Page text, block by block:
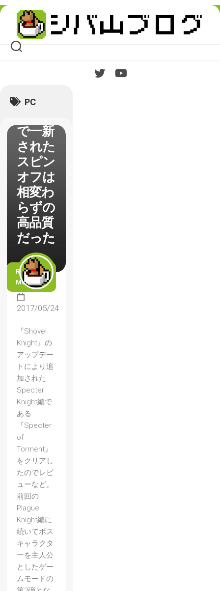
Skip
content
PC
Torme
nt』レ
ビュ
ー 大
り抜け
るアク
で一新
された
スピン
オフは
相変わ
らずの
高品質
だった
READ
MORE
2017/05/24
『Shovel
Knight』の
アップデー
トにより追
加された
Specter
Knight編で
ある
『Specter
of
Torment』
をクリアし
たのでレビ
ューなど。
前回の
Plague
Knight編に
続いてボス
キャラクタ
ーを主人公
としたゲー
ムモードの